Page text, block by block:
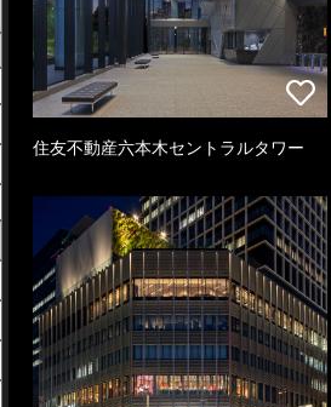
住友不動産六本木セントラルタワー